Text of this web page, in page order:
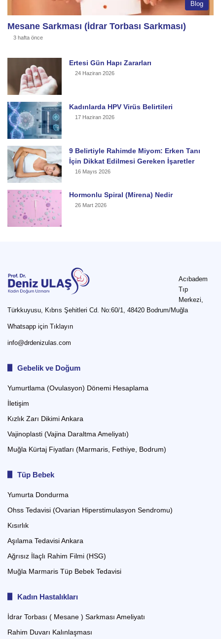
Blog
Mesane Sarkması (İdrar Torbası Sarkması)
3 hafta önce
Ertesi Gün Hapı Zararları
24 Haziran 2026
Kadınlarda HPV Virüs Belirtileri
17 Haziran 2026
9 Belirtiyle Rahimde Miyom: Erken Tanı
İçin Dikkat Edilmesi Gereken İşaretler
16 Mayıs 2026
Hormonlu Spiral (Mirena) Nedir
26 Mart 2026
Acıbadem
Tıp
Merkezi,
Türkkuyusu, Kıbrıs Şehitleri Cd. No:60/1, 48420 Bodrum/Muğla
Whatsapp için Tıklayın
info@drdenizulas.com
Gebelik ve Doğum
Yumurtlama (Ovulasyon) Dönemi Hesaplama
İletişim
Kızlık Zarı Dikimi Ankara
Vajinoplasti (Vajina Daraltma Ameliyatı)
Muğla Kürtaj Fiyatları (Marmaris, Fethiye, Bodrum)
Tüp Bebek
Yumurta Dondurma
Ohss Tedavisi (Ovarian Hiperstimulasyon Sendromu)
Kısırlık
Aşılama Tedavisi Ankara
Ağrısız İlaçlı Rahim Filmi (HSG)
Muğla Marmaris Tüp Bebek Tedavisi
Kadın Hastalıkları
İdrar Torbası ( Mesane ) Sarkması Ameliyatı
Rahim Duvarı Kalınlaşması